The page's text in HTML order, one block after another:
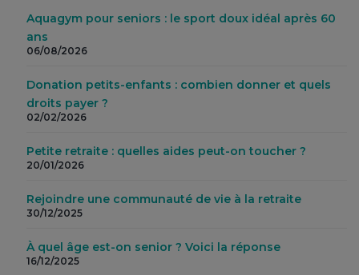
Aquagym pour seniors : le sport doux idéal après 60
ans
06/08/2026
Donation petits-enfants : combien donner et quels
droits payer ?
02/02/2026
Petite retraite : quelles aides peut-on toucher ?
20/01/2026
Rejoindre une communauté de vie à la retraite
30/12/2025
À quel âge est-on senior ? Voici la réponse
16/12/2025